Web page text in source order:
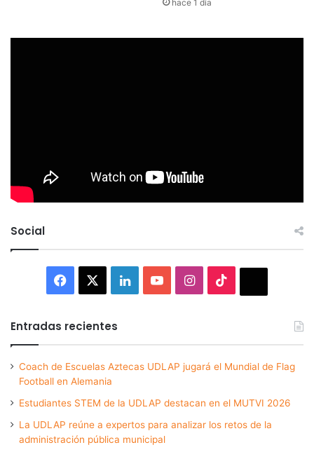
hace 1 día
Social
Facebook LinkedInYouTubeInstagram
Entradas recientes
Coach de Escuelas Aztecas UDLAP jugará el Mundial de Flag
Football en Alemania
Estudiantes STEM de la UDLAP destacan en el MUTVI 2026
La UDLAP reúne a expertos para analizar los retos de la
administración pública municipal